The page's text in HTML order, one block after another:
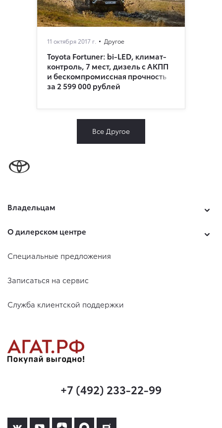
11 октября 2017 г. Другое
Toyota Fortuner: bi-LED, климат-
контроль, 7 мест, дизель с АКПП
и бескомпромиссная прочность
за 2 599 000 рублей
Все Другое
Владельцам
О дилерском центре
Специальные предложения
Записаться на сервис
Служба клиентской поддержки
+7 (492) 233-22-99